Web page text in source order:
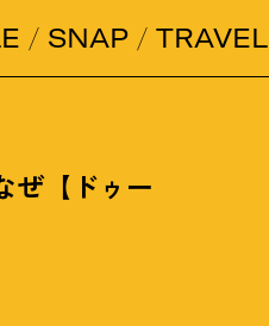
SNAP TRAVEL
ぜ【ドゥー